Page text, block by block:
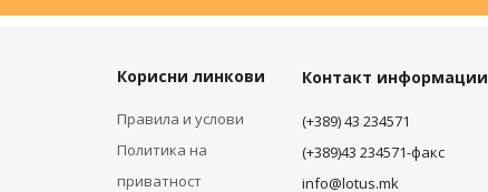
Контакт информации
(+389) 43 234571
(+389)43 234571-факс
info@lotus.mk
Корисни линкови
Правила и услови
Политика на
приватност